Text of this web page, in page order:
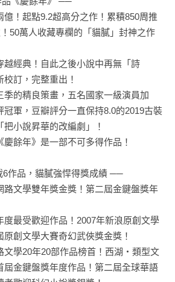
！起點9.2超高分之作！累積850周推
50萬人收藏專欄的「貓膩」封神之作
越經典！自此之後小說中再無「詩
訂，完整重出！
季的精良策畫，五名國家一級演員加
冠軍，豆瓣評分一直保持8.0的2019古裝
小說昇華的改編劇」！
餘年》是一部不可多得作品！
作品，貓膩強悍得獎成績 ──
路文學雙年獎金獎！第二屆金鍵盤獎年
度最受歡迎作品！2007年新浪原創文學
創文學大賽奇幻武俠獎金獎！
文學20年20部作品榜首！西湖‧類型文
屆金鍵盤獎年度作品！第二屆全球華語